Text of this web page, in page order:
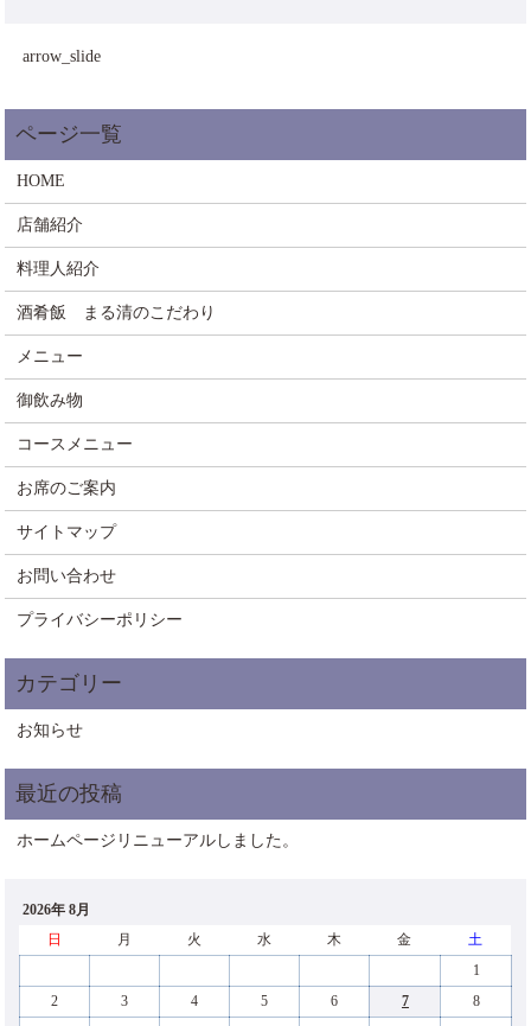
arrow_slide
HOME
店舗紹介
料理人紹介
酒肴飯 まる清のこだわり
メニュー
御飲み物
コースメニュー
お席のご案内
サイトマップ
お問い合わせ
プライバシーポリシー
お知らせ
ホームページリニューアルしました。
2026年 8月
日
月 火 水 木 金
土
1
2
3 4 5 6 7
8